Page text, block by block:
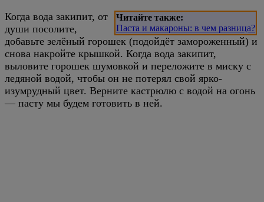
Читайте также:
Паста и макароны: в чем разница?
Когда вода закипит, от
души посолите,
добавьте зелёный горошек (подойдёт замороженный) и
снова накройте крышкой. Когда вода закипит,
выловите горошек шумовкой и переложите в миску с
ледяной водой, чтобы он не потерял свой ярко-
изумрудный цвет. Верните кастрюлю с водой на огонь
— пасту мы будем готовить в ней.